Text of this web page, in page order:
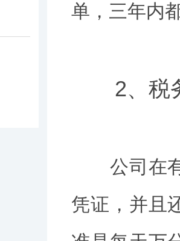
单，三年内
2、税务
公司在有
凭证，并且